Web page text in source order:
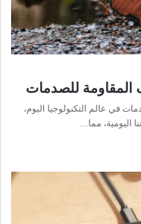
المقاومة للصدمات
في عالم التكنولوجيا اليوم،
اليومية، مما…